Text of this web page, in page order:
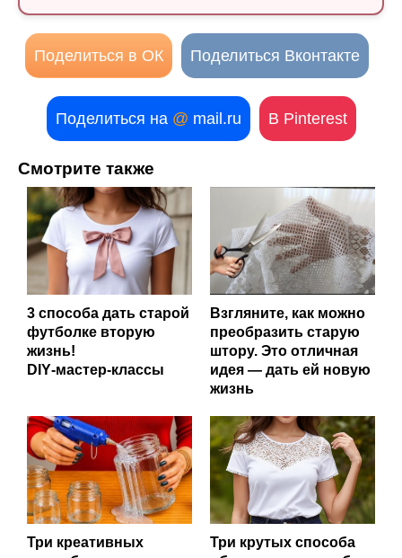
Поделиться в ОК Поделиться Вконтакте
Поделиться на @ mail.ru В Pinterest
Смотрите также
3 способа дать старой
футболке вторую
жизнь!
DIY‑мастер‑классы
Взгляните, как можно
преобразить старую
штору. Это отличная
идея — дать ей новую
жизнь
Три креативных
Три крутых способа